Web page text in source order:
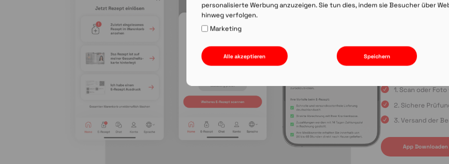
Wir laden Sie ein,
Rezepte schnell
oder die
sind Sie immer in
Apple App Store
uns auf Ihre
1. Scan oder
2. Sichere
3. Versand der
App Downloaden
personalisierte Werbung anzuzeigen. Sie tun dies, indem sie Besucher über
hinweg verfolgen.
Marketing
Alle akzeptieren Speichern